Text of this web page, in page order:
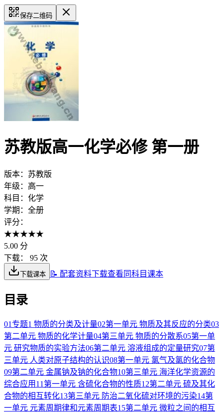
保存二维码
苏教版高一化学必修 第一册
版本： 苏教版
年级： 高一
科目： 化学
学期： 全册
评分：
★★★★★
5.00 分
下载：
95 次
下载课本 📝 配套资料下载查看同科目课本
目录
01专题1 物质的分类及计量02第一单元 物质及其反应的分类03
第二单元 物质的化学计量04第三单元 物质的分散系05第一单
元 研究物质的实验方法06第二单元 溶液组成的定量研究07第
三单元 人类对原子结构的认识08第一单元 氯气及氯的化合物
09第二单元 金属钠及钠的化合物10第三单元 海洋化学资源的
综合应用 11 第一单元 含硫化合物的性质12第二单元 硫及其化
合物的相互转化13第三单元 防治二氧化硫对环境的污染14第
一单元 元素周期律和元素周期表15第二单元 微粒之间的相互